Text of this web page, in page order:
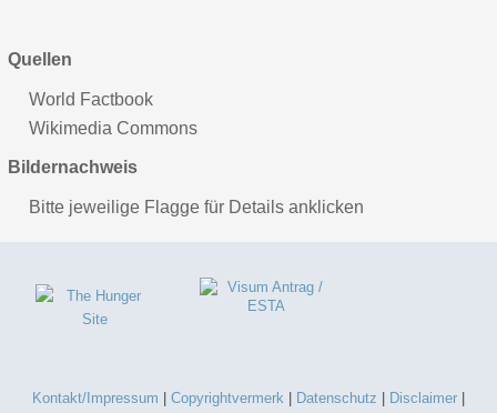
Quellen
World Factbook
Wikimedia Commons
Bildernachweis
Bitte jeweilige Flagge für Details anklicken
Kontakt/Impressum Copyrightvermerk Datenschutz Disclaimer